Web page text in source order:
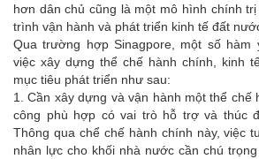
hơn dân chủ cũng là một mô hình chính
trình vận hành và phát triển kinh tế đất
Qua trường hợp Sinagpore, một số hàm
việc xây dựng thể chế hành chính, kinh
mục tiêu phát triển như sau:
1. Cần xây dựng và vận hành một thể chế
công phù hợp có vai trò hỗ trợ và thúc
Thông qua chể chế hành chính này, việc
nhân lực cho khối nhà nước cần chú